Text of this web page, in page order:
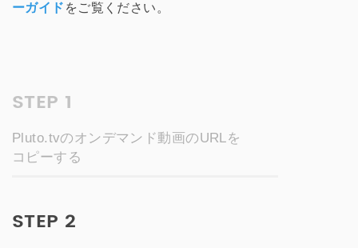
ーガイド をご覧ください。
STEP 1
Pluto.tvのオンデマンド動画のURLを
コピーする
STEP 2